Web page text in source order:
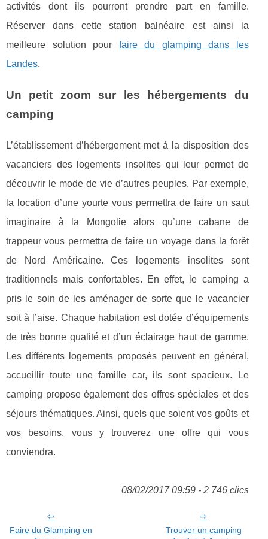
activités dont ils pourront prendre part en famille.
Réserver dans cette station balnéaire est ainsi la
meilleure solution pour faire du glamping dans les
Landes.
Un petit zoom sur les hébergements du
camping
L’établissement d’hébergement met à la disposition des
vacanciers des logements insolites qui leur permet de
découvrir le mode de vie d’autres peuples. Par exemple,
la location d’une yourte vous permettra de faire un saut
imaginaire à la Mongolie alors qu’une cabane de
trappeur vous permettra de faire un voyage dans la forêt
de Nord Américaine. Ces logements insolites sont
traditionnels mais confortables. En effet, le camping a
pris le soin de les aménager de sorte que le vacancier
soit à l’aise. Chaque habitation est dotée d’équipements
de très bonne qualité et d’un éclairage haut de gamme.
Les différents logements proposés peuvent en général,
accueillir toute une famille car, ils sont spacieux. Le
camping propose également des offres spéciales et des
séjours thématiques. Ainsi, quels que soient vos goûts et
vos besoins, vous y trouverez une offre qui vous
conviendra.
08/02/2017 09:59 - 2 746 clics
Faire du Glamping en
Trouver un camping